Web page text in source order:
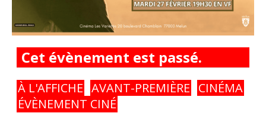
Cet évènement est passé.
À L'AFFICHE AVANT-PREMIÈRE CINÉMA
ÉVÈNEMENT CINÉ